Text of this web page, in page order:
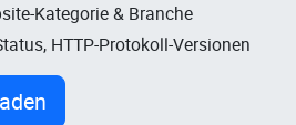
Kategorie & Branche
HTTP-Protokoll-Versionen